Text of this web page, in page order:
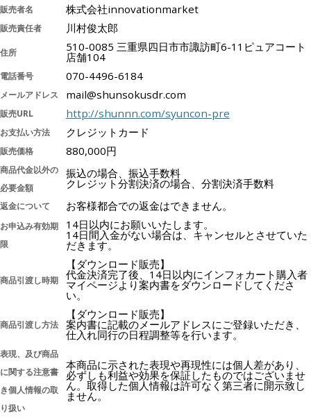
販売者名 株式会社innovationmarket
販売責任者 川村俊太郎
住所 510-0085 三重県四日市市諏訪町6-11ピュアコート
店舗104
電話番号 070-4496-6184
メールアドレス mail@shunsokusdr.com
販売URL http://shunnn.com/syuncon-pre
お支払い方法 クレジットカード
販売価格 880,000円
商品代金以外の
必要金額
振込の場合、振込手数料
クレジット分割決済の場合、分割決済手数料
返金について お客様都合での返金はできません。
お申込み有効期
限
14日以内にお願いいたします。
14日間入金がない場合は、キャンセルとさせていた
だきます。
商品引渡し時期
【ダウンロード販売】
代金決済完了後、14日以内にインフォカート購入者
マイページより案内書をダウンロードしてくださ
い。
商品引渡し方法
【ダウンロード販売】
案内書に記載のメールアドレスにご登録いただき、
仕入れ同行の日程調整等を行います。
表現、及び商品
に関する注意書
き個人情報の取
り扱い
本商品に示された表現や再現性には個人差があり、
必ずしも利益や効果を保証したものではございませ
ん。取得した個人情報は許可なく第三者に開示致し
ません。